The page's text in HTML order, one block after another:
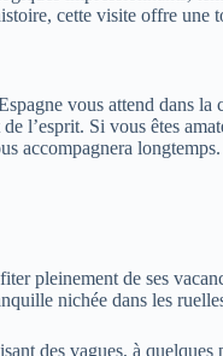
cette visite offre une
vous attend dans
l’esprit. Si vous êtes
accompagnera longtemps.
pleinement de ses
nichée dans les
des vagues, à